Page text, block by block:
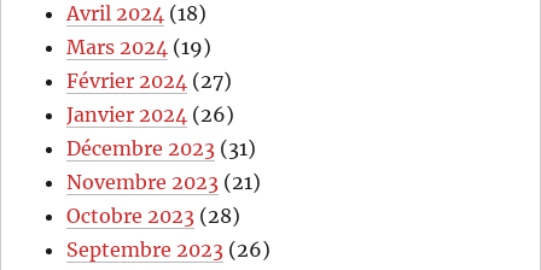
Avril 2024 (18)
Mars 2024 (19)
Février 2024 (27)
Janvier 2024 (26)
Décembre 2023 (31)
Novembre 2023 (21)
Octobre 2023 (28)
Septembre 2023 (26)